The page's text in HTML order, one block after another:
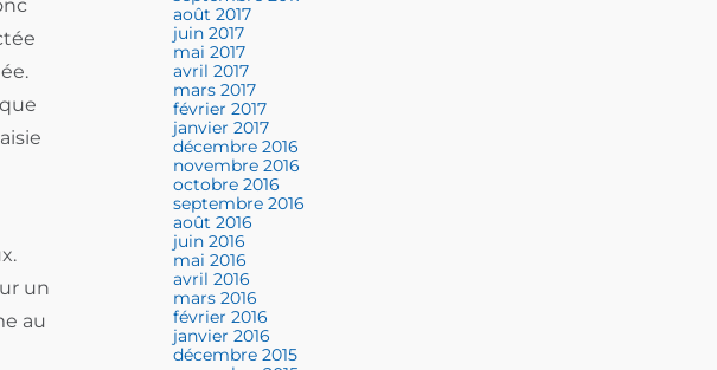
un
au
août 2017
juin 2017
mai 2017
avril 2017
mars 2017
février 2017
janvier 2017
décembre 2016
novembre 2016
octobre 2016
septembre 2016
août 2016
juin 2016
mai 2016
avril 2016
mars 2016
février 2016
janvier 2016
décembre 2015